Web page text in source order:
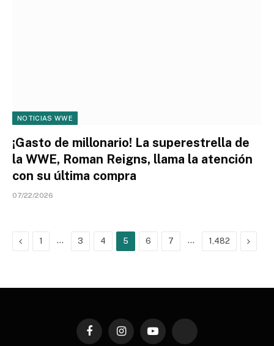
NOTICIAS WWE
¡Gasto de millonario! La superestrella de
la WWE, Roman Reigns, llama la atención
con su última compra
07/22/2026
Previous
1 … 3 4 5 6 7 … 1,482 Next
FacebookInstagramYouTube TikTok